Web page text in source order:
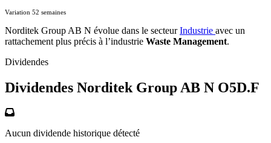
Variation 52 semaines
Norditek Group AB N évolue dans le secteurIndustrie avec un
rattachement plus précis à l’industrie Waste Management.
Dividendes
Dividendes Norditek Group AB N O5D.F
Aucun dividende historique détecté